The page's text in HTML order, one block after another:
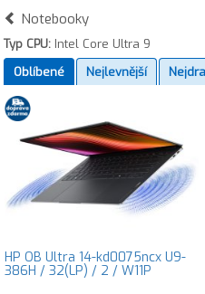
Notebooky
Typ CPU: Intel Core Ultra 9
Oblíbené
Nejlevnější
HP OB Ultra 14-kd0075ncx U9-
386H / 32(LP) / 2 / W11P